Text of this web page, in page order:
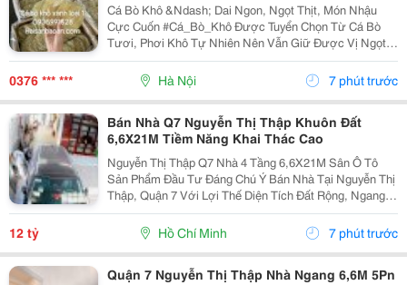
Cá Bò Khô &Ndash; Dai Ngon, Ngọt Thịt, Món Nhậu
Cực Cuốn #Cá_Bò_Khô Được Tuyển Chọn Từ Cá Bò
Tươi, Phơi Khô Tự Nhiên Nên Vẫn Giữ Được Vị Ngọt
Đặc Trưng Và Độ Dai Hấp Dẫn. Chỉ Cần Nướng Hoặc
Chiên Là Đã Có Ngay Món Ngon Cho Cả Gia Đình. Cá
0376 *** *** Hà Nội 7 phút trước
Bán Nhà Q7 Nguyễn Thị Thập Khuôn Đất
6,6X21M Tiềm Năng Khai Thác Cao
Nguyễn Thị Thập Q7 Nhà 4 Tầng 6,6X21M Sân Ô Tô
Sản Phẩm Đầu Tư Đáng Chú Ý Bán Nhà Tại Nguyễn Thị
Thập, Quận 7 Với Lợi Thế Diện Tích Đất Rộng, Ngang
Đẹp Và Vị Trí Thuận Tiện, Phù Hợp Cho Khách Hàng
Mua Ở Kết Hợp Khai Thác Hoặc Đầu Tư Tích Lũy Lâu...
12 tỷ Hồ Chí Minh 7 phút trước
Quận 7 Nguyễn Thị Thập Nhà Ngang 6,6M 5Pn